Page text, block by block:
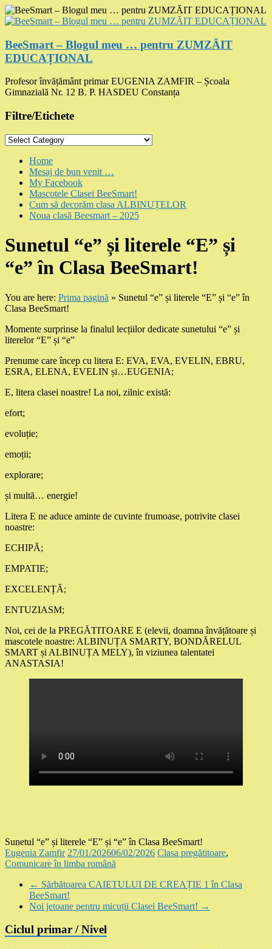
Skip
to
BeeSmart – Blogul meu … pentru ZUMZĂIT
EDUCAȚIONAL
Profesor învățământ primar EUGENIA ZAMFIR – Școala
Gimnazială Nr. 12 B. P. HASDEU Constanța
Filtre/Etichete
Filtre/Etichete
Menu
Home
Mesaj de bun venit …
My Facebook
Mascotele Clasei BeeSmart!
Cum să decorăm clasa ALBINUȚELOR
Noua clasă Beesmart – 2025
Sunetul “e” și literele “E” și
“e” în Clasa BeeSmart!
You are here: Prima pagină » Sunetul “e” și literele “E” și “e” în
Clasa BeeSmart!
Momente surprinse la finalul lecțiilor dedicate sunetului “e” și
literelor “E” și “e”
Prenume care încep cu litera E: EVA, EVA, EVELIN, EBRU,
ESRA, ELENA, EVELIN și…EUGENIA;
E, litera clasei noastre! La noi, zilnic există:
efort;
evoluție;
emoții;
explorare;
și multă… energie!
Litera E ne aduce aminte de cuvinte frumoase, potrivite clasei
noastre:
ECHIPĂ;
EMPATIE;
EXCELENȚĂ;
ENTUZIASM;
Noi, cei de la PREGĂTITOARE E (elevii, doamna învățătoare și
mascotele noastre: ALBINUȚA SMARTY, BONDĂRELUL
SMART și ALBINUȚA MELY), în viziunea talentatei
ANASTASIA!
Sunetul “e” și literele “E” și “e” în Clasa BeeSmart!
Eugenia Zamfir 27/01/202606/02/2026 Clasa pregătitoare,
Comunicare în limba română
← Sărbătoarea CAIETULUI DE CREAȚIE 1 în Clasa
BeeSmart!
Noi jetoane pentru micuții Clasei BeeSmart! →
Ciclul primar / Nivel